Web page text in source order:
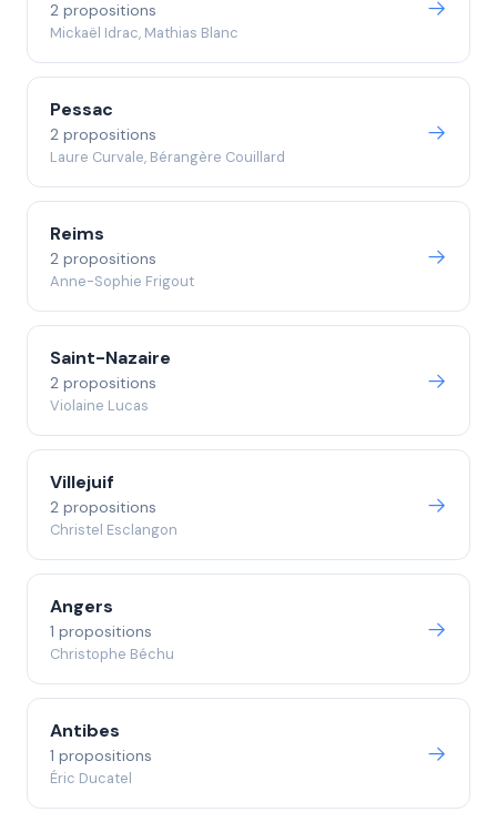
2 propositions
Mickaël Idrac, Mathias Blanc
Pessac
2 propositions
Laure Curvale, Bérangère Couillard
Reims
2 propositions
Anne-Sophie Frigout
Saint-Nazaire
2 propositions
Violaine Lucas
Villejuif
2 propositions
Christel Esclangon
Angers
1 propositions
Christophe Béchu
Antibes
1 propositions
Éric Ducatel